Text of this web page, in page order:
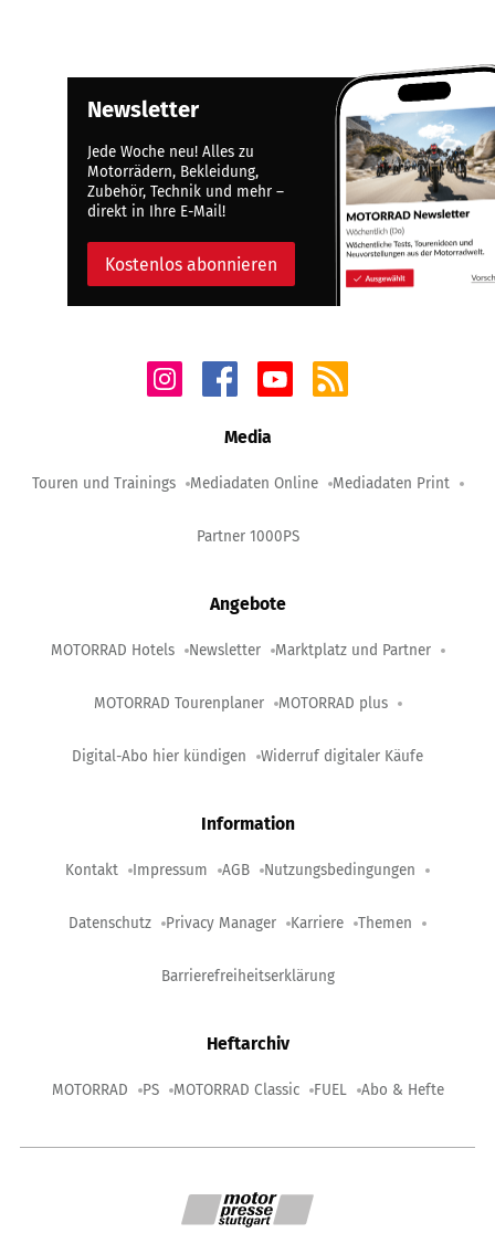
Newsletter
Jede Woche neu! Alles zu
Motorrädern, Bekleidung,
Zubehör, Technik und mehr –
direkt in Ihre E-Mail!
Kostenlos abonnieren
Media
Touren und Trainings Mediadaten Online Mediadaten Print
Partner 1000PS
Angebote
MOTORRAD Hotels Newsletter Marktplatz und Partner
MOTORRAD Tourenplaner MOTORRAD plus
Digital-Abo hier kündigen Widerruf digitaler Käufe
Information
Kontakt Impressum AGB Nutzungsbedingungen
Datenschutz Privacy Manager Karriere Themen
Barrierefreiheitserklärung
Heftarchiv
MOTORRAD PS MOTORRAD Classic FUEL Abo & Hefte